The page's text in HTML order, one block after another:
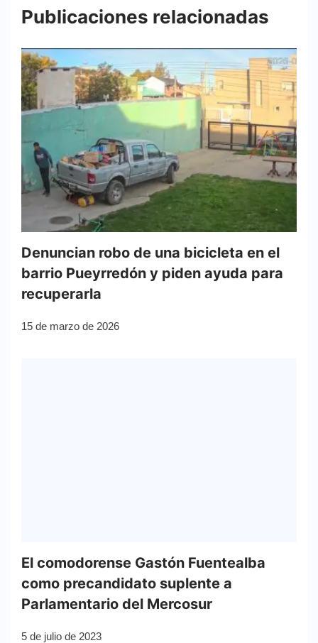
Publicaciones relacionadas
Denuncian robo de una bicicleta en el
barrio Pueyrredón y piden ayuda para
recuperarla
15 de marzo de 2026
El comodorense Gastón Fuentealba
como precandidato suplente a
Parlamentario del Mercosur
5 de julio de 2023